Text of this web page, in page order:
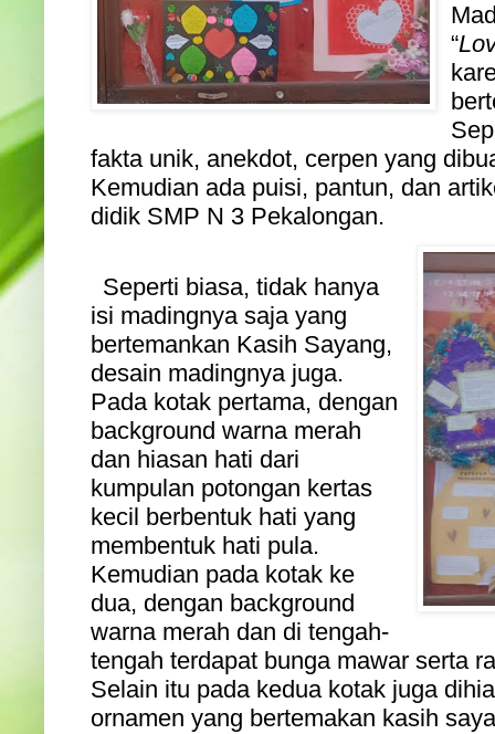
“
fakta unik, anekdot, cerpen yang
Kemudian ada puisi, pantun, dan
didik SMP N 3 Pekalongan.
Seperti biasa, tidak hanya
isi madingnya saja yang
bertemankan Kasih Sayang,
desain madingnya juga.
Pada kotak pertama, dengan
background warna merah
dan hiasan hati dari
kumpulan potongan kertas
kecil berbentuk hati yang
membentuk hati pula.
Kemudian pada kotak ke
dua, dengan background
warna merah dan di tengah-
tengah terdapat bunga mawar serta
Selain itu pada kedua kotak juga
ornamen yang bertemakan kasih